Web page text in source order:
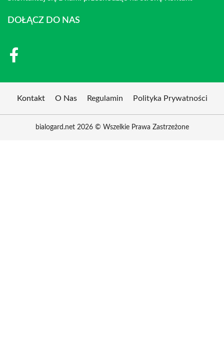
DOŁĄCZ DO NAS
Kontakt O Nas Regulamin Polityka Prywatności
bialogard.net 2026 © Wszelkie Prawa Zastrzeżone